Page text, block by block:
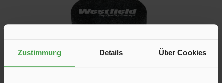
Zustimmung Details Über Cookies